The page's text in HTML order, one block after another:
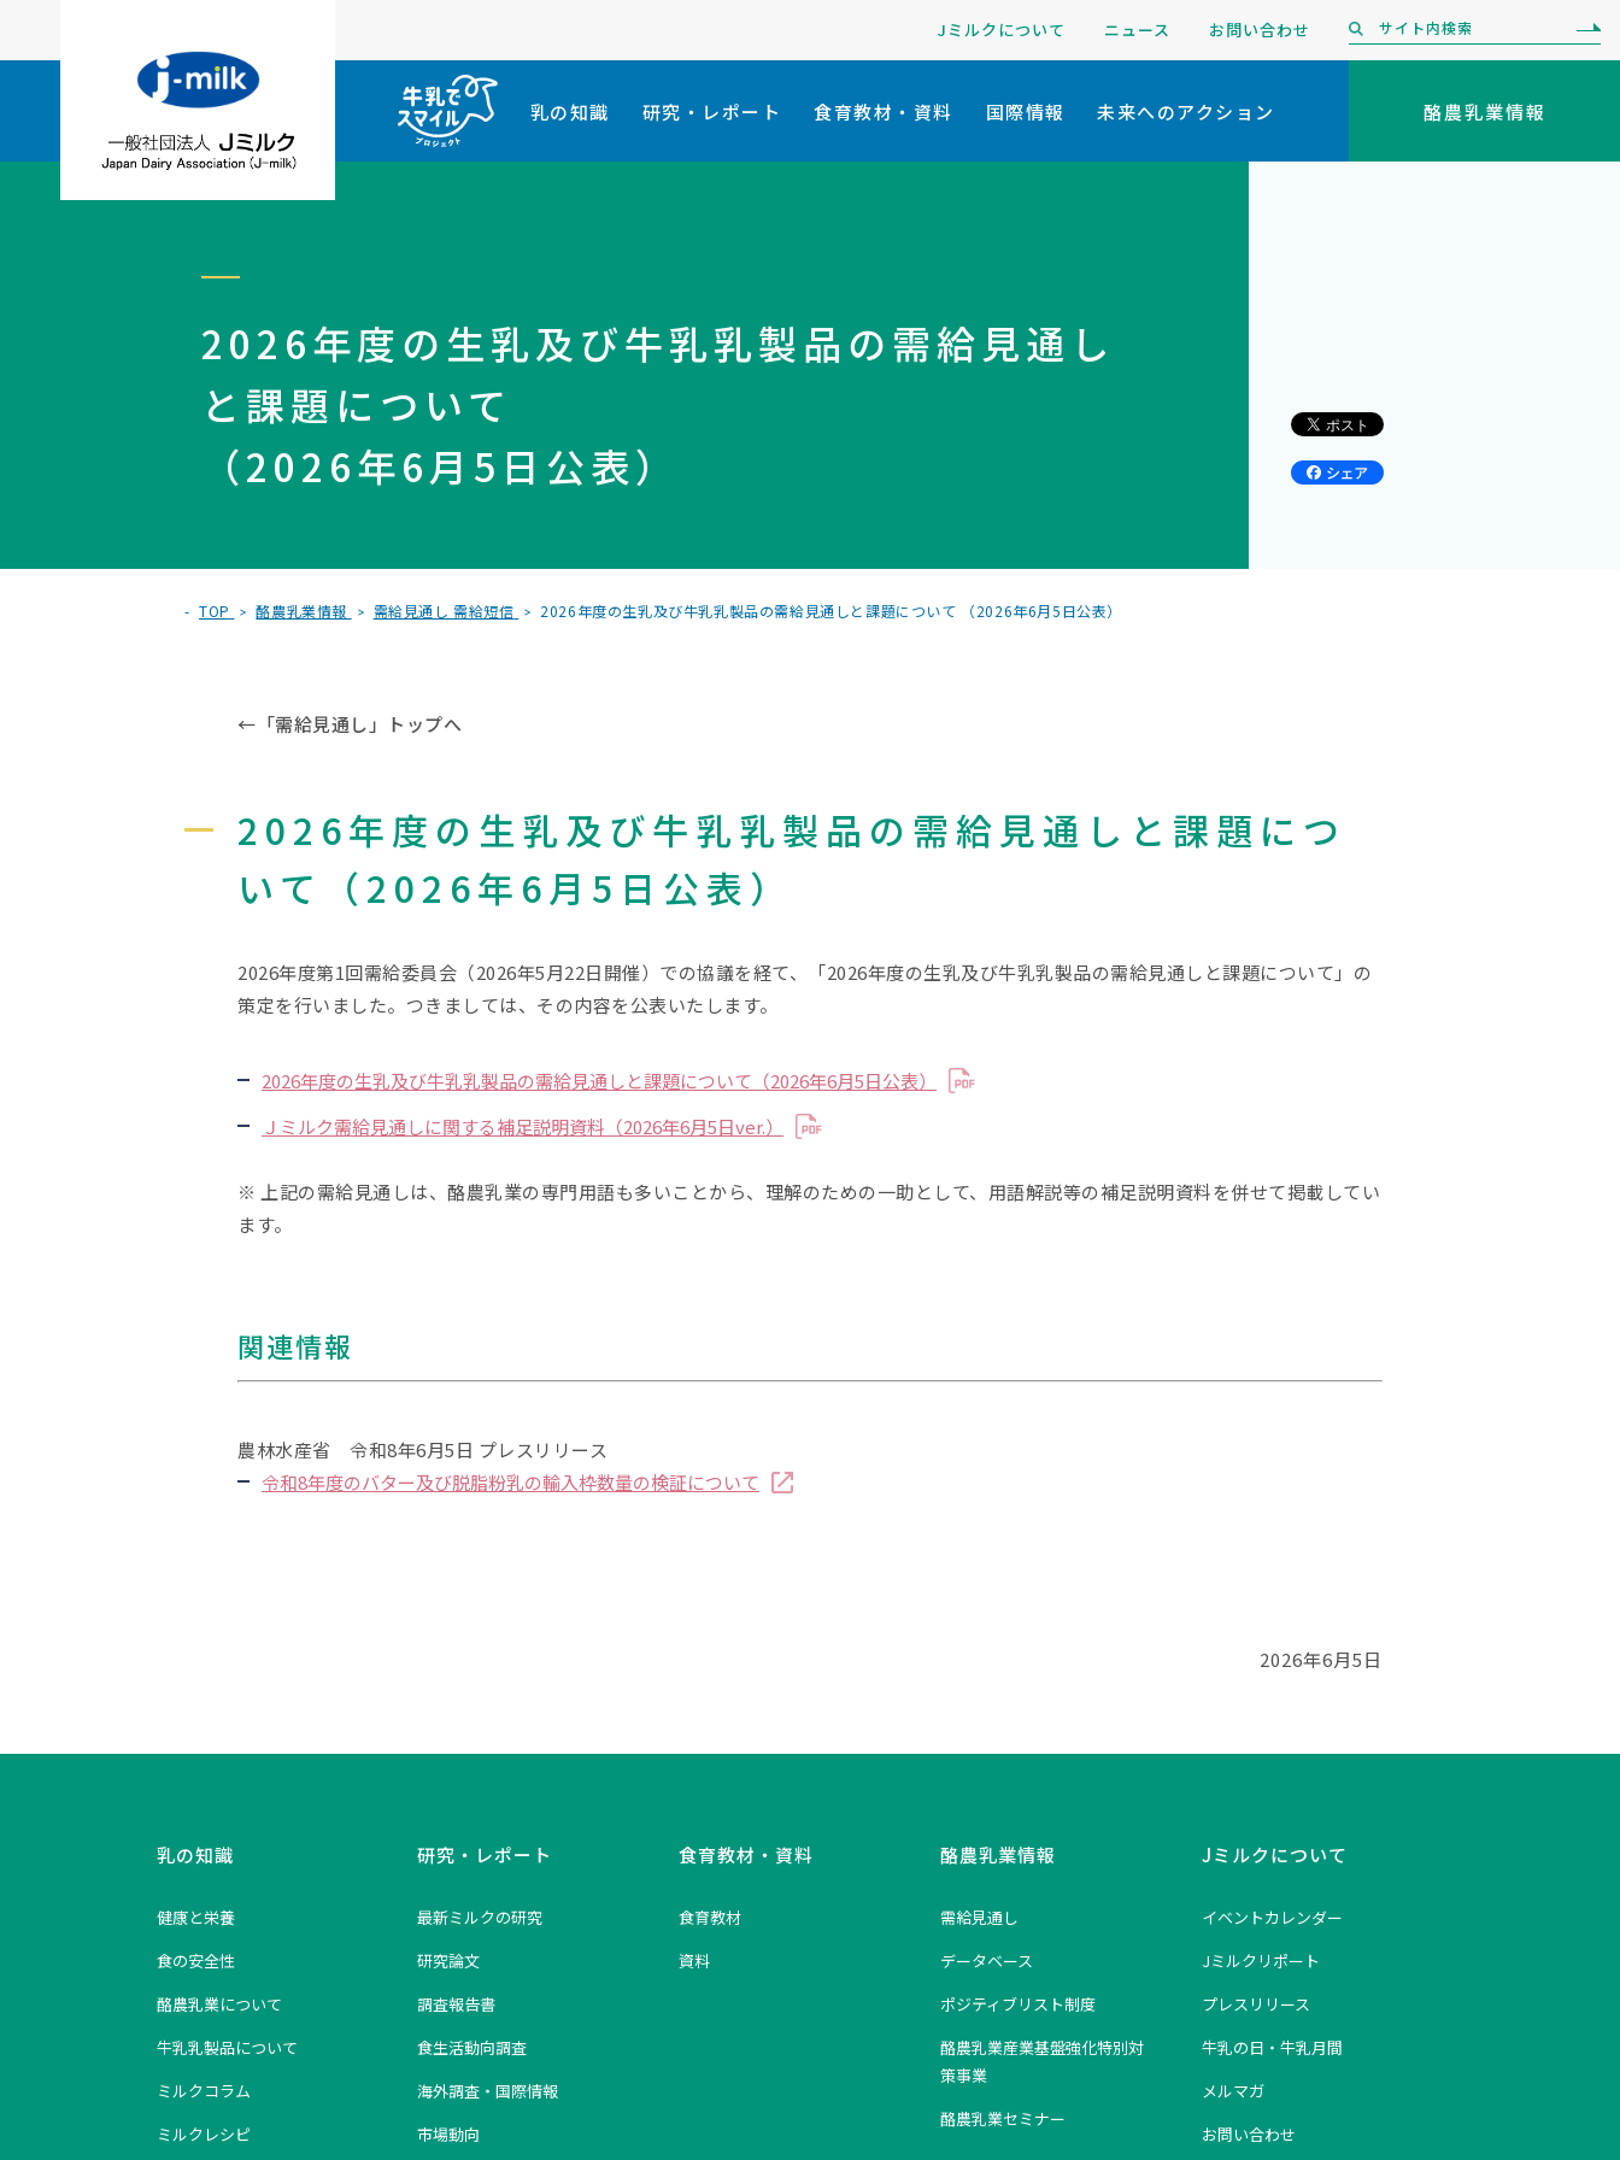
Jミルクについて ニュース お問い合わせ
乳の知識 研究・レポート 食育教材・資料 国際情報 未来へのアクション 酪農乳業情報
2026年度の生乳及び牛乳乳製品の需給見通し
と課題について
（2026年6月5日公表）
TOP 酪農乳業情報 需給見通し 需給短信 2026年度の生乳及び牛乳乳製品の需給見通しと課題について （2026年6月5日公表）
← 「需給見通し」トップへ
2026年度の生乳及び牛乳乳製品の需給見通しと課題につ
いて（2026年6月5日公表）
2026年度第1回需給委員会（2026年5月22日開催）での協議を経て、「2026年度の生乳及び牛乳乳製品の需給見通しと課題について」の
策定を行いました。つきましては、その内容を公表いたします。
2026年度の生乳及び牛乳乳製品の需給見通しと課題について（2026年6月5日公表）
Ｊミルク需給見通しに関する補足説明資料（2026年6月5日ver.）
※ 上記の需給見通しは、酪農乳業の専門用語も多いことから、理解のための一助として、用語解説等の補足説明資料を併せて掲載してい
ます。
関連情報
農林水産省 令和8年6月5日 プレスリリース
令和8年度のバター及び脱脂粉乳の輸入枠数量の検証について
2026年6月5日
乳の知識
健康と栄養
食の安全性
酪農乳業について
牛乳乳製品について
ミルクコラム
ミルクレシピ
研究・レポート
最新ミルクの研究
研究論文
調査報告書
食生活動向調査
海外調査・国際情報
市場動向
食育教材・資料
食育教材
資料
酪農乳業情報
需給見通し
データベース
ポジティブリスト制度
酪農乳業産業基盤強化特別対
策事業
酪農乳業セミナー
Jミルクについて
イベントカレンダー
Jミルクリポート
プレスリリース
牛乳の日・牛乳月間
メルマガ
お問い合わせ